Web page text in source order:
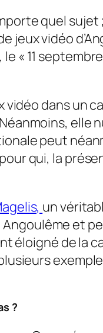
quel
jeux vidéo
le « 11 septembre
vidéo dans un
elle
peut
qui, la
un
et
éloigné de la
?